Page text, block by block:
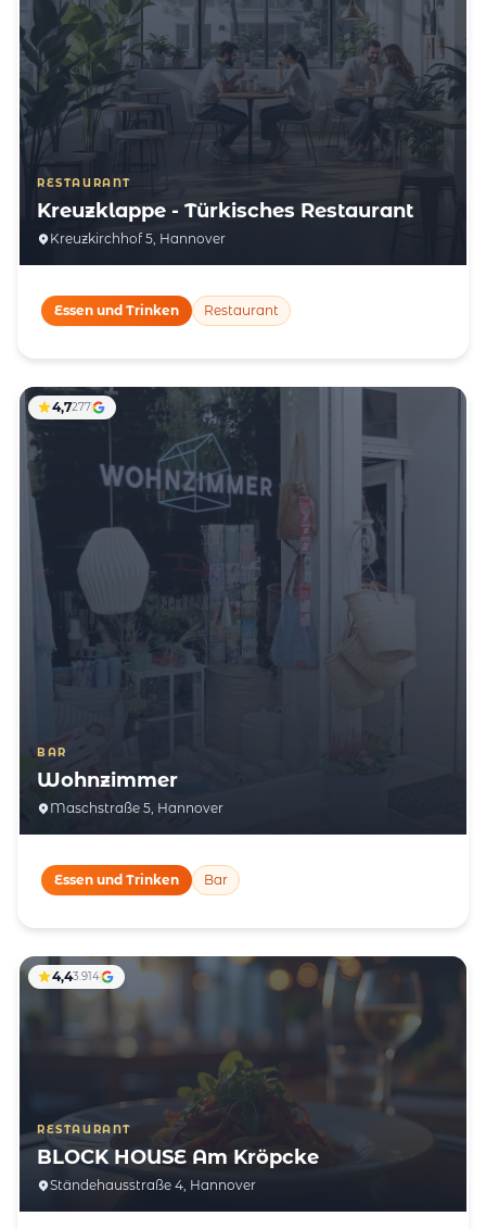
RESTAURANT
Kreuzklappe - Türkisches Restaurant
Kreuzkirchhof 5, Hannover
Essen und Trinken Restaurant
BAR
Wohnzimmer
Maschstraße 5, Hannover
4,7277
Essen und Trinken Bar
RESTAURANT
BLOCK HOUSE Am Kröpcke
Ständehausstraße 4, Hannover
4,43.914